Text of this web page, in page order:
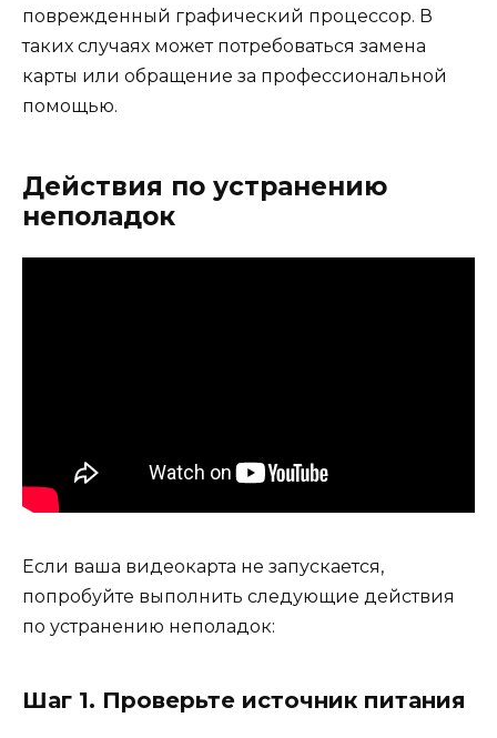
поврежденный графический процессор. В
таких случаях может потребоваться замена
карты или обращение за профессиональной
помощью.
Действия по устранению
неполадок
Если ваша видеокарта не запускается,
попробуйте выполнить следующие действия
по устранению неполадок:
Шаг 1. Проверьте источник питания